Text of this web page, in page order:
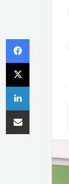
Facebook
X
LinkedIn
Share via Email